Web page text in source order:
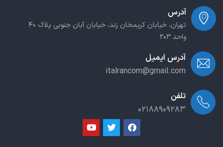
آدرس
تهران، خیابان کریمخان زند، خیابان آبان جنوبی پلاک ۴۰
واحد ۲۰۳
آدرس ایمیل
italrancom@gmail.com
تلفن
۰۲۱۸۸۹۰۹۲۸۳